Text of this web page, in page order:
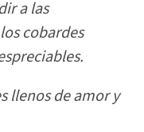
a las
cobardes
llenos de amor y